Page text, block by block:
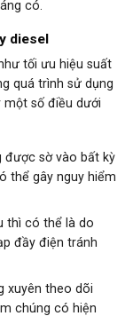
có.
diesel
tối ưu hiệu suất
quá trình sử dụng
một số điều dưới
được sờ vào bất kỳ
thể gây nguy hiểm
thì có thể là do
đầy điện tránh
xuyên theo dõi
chúng có hiện